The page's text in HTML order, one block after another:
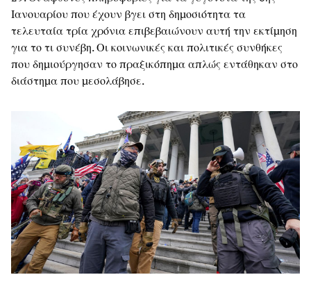
Ιανουαρίου που έχουν βγει στη δημοσιότητα τα
τελευταία τρία χρόνια επιβεβαιώνουν αυτή την εκτίμηση
για το τι συνέβη. Οι κοινωνικές και πολιτικές συνθήκες
που δημιούργησαν το πραξικόπημα απλώς εντάθηκαν στο
διάστημα που μεσολάβησε.